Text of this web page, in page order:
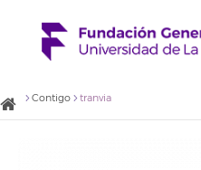
Contigo tranvia